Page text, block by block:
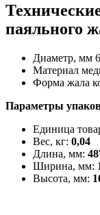
паяльного
Диаметр, мм 6
Материал
Форма жала
Параметры
Единица
Вес, кг: 0,04
Длина, мм:
Ширина, мм:
Высота, мм: